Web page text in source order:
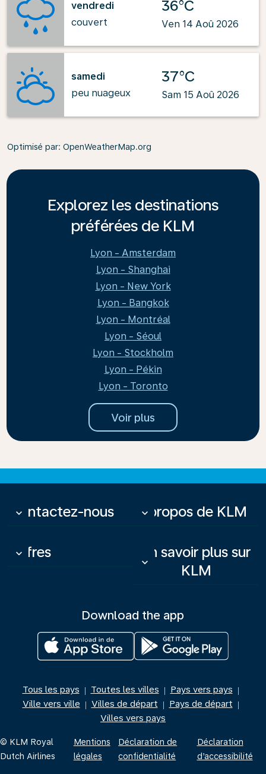
vendredi
couvert
36°C
Ven 14 Aoû 2026
samedi
peu nuageux
37°C
Sam 15 Aoû 2026
Optimisé par: OpenWeatherMap.org
Explorez les destinations
préférées de KLM
Lyon - Amsterdam
Lyon - Shanghai
Lyon - New York
Lyon - Bangkok
Lyon - Montréal
Lyon - Séoul
Lyon - Stockholm
Lyon - Pékin
Lyon - Toronto
Voir plus
Contactez-nous
keyboard_arrow_down À propos de KLM
keyboard_arrow_down
Offres
keyboard_arrow_down
En savoir plus sur
KLM
keyboard_arrow_down
Download the app
Tous les pays | Toutes les villes | Pays vers pays |
Ville vers ville | Villes de départ | Pays de départ |
Villes vers pays
© KLM Royal
Dutch Airlines
Mentions
légales
Déclaration de
confidentialité
Déclaration
d’accessibilité